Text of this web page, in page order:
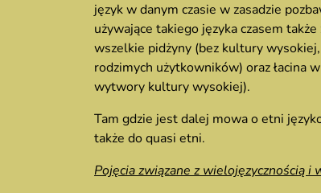
język w danym czasie w zasadzie
używające takiego języka czasem
wszelkie pidżyny (bez kultury
rodzimych użytkowników) oraz łacina
wytwory kultury wysokiej).
Tam gdzie jest dalej mowa o etni
także do quasi etni.
Pojęcia związane z wielojęzycznością